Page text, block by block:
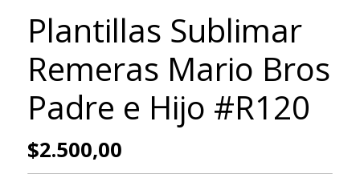
Plantillas Sublimar
Remeras Mario Bros
Padre e Hijo #R120
$2.500,00